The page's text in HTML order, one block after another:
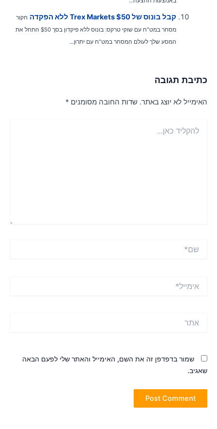
קבל בונוס של Trex Markets $50 ללא הפקדה
חקור
מסחר במט"ח עם שוקי טרקס: בונוס ללא פיקדון בסך $50 התחל את
המסע שלך לעולם המסחר במט"ח עם יתרון...
תגובה
לא יוצג באתר. שדות החובה מסומנים*
שמור בדפדפן זה את השם, האימייל והאתר שלי לפעם הבאה